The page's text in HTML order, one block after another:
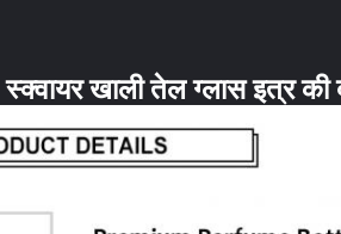
खाली तेल ग्लास इत्र की